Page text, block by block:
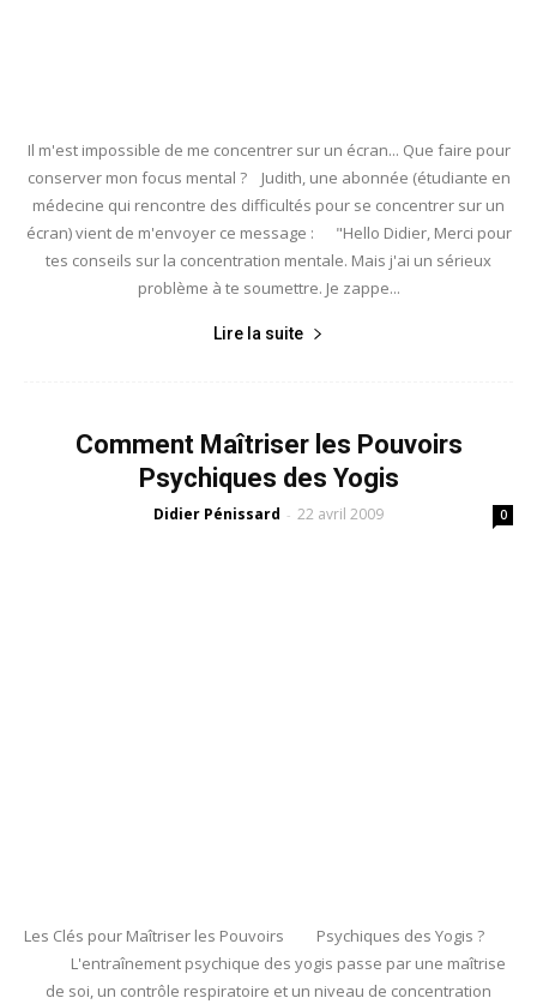
Il m'est impossible de me concentrer sur un écran... Que faire pour
conserver mon focus mental ? Judith, une abonnée (étudiante en
médecine qui rencontre des difficultés pour se concentrer sur un
écran) vient de m'envoyer ce message : "Hello Didier, Merci pour
tes conseils sur la concentration mentale. Mais j'ai un sérieux
problème à te soumettre. Je zappe...
Lire la suite
Comment Maîtriser les Pouvoirs
Psychiques des Yogis
Didier Pénissard - 22 avril 2009 0
Les Clés pour Maîtriser les Pouvoirs Psychiques des Yogis ?
L'entraînement psychique des yogis passe par une maîtrise
de soi, un contrôle respiratoire et un niveau de concentration